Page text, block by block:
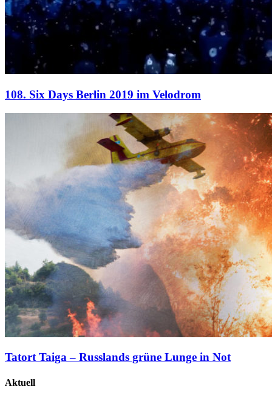
108. Six Days Berlin 2019 im Velodrom
Tatort Taiga – Russlands grüne Lunge in Not
Aktuell